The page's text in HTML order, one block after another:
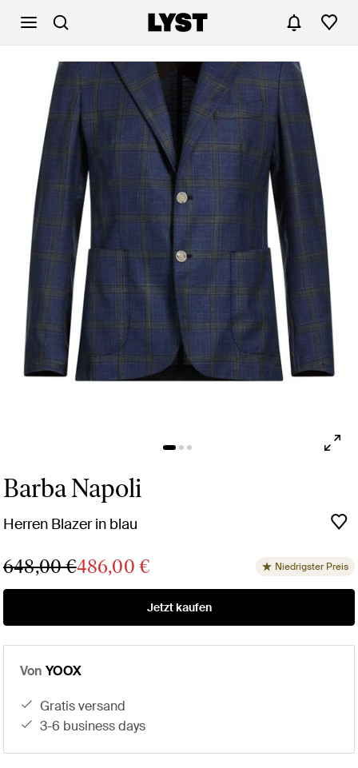
Barba Napoli
Herren Blazer in blau
648,00 €486,00 € Niedrigster Preis
Jetzt kaufen
Von YOOX
gratis versand
3-6 business days